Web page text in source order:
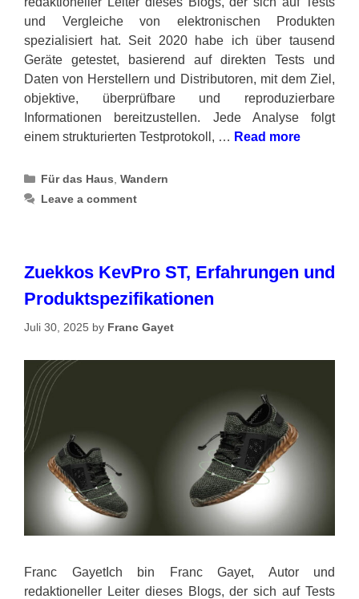
und Vergleiche von elektronischen Produkten
spezialisiert hat. Seit 2020 habe ich über tausend
Geräte getestet, basierend auf direkten Tests und
Daten von Herstellern und Distributoren, mit dem Ziel,
objektive, überprüfbare und reproduzierbare
Informationen bereitzustellen. Jede Analyse folgt
einem strukturierten Testprotokoll, … Read more
Categories
Für das Haus ,Wandern
Leave a comment
Zuekkos KevPro ST, Erfahrungen und
Produktspezifikationen
Juli 30, 2025 by Franc Gayet
Franc GayetIch bin Franc Gayet, Autor und
redaktioneller Leiter dieses Blogs, der sich auf Tests